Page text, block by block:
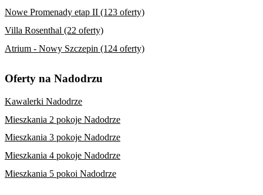
Nowe Promenady etap II (123 oferty)
Villa Rosenthal (22 oferty)
Atrium - Nowy Szczepin (124 oferty)
Oferty na Nadodrzu
Kawalerki Nadodrze
Mieszkania 2 pokoje Nadodrze
Mieszkania 3 pokoje Nadodrze
Mieszkania 4 pokoje Nadodrze
Mieszkania 5 pokoi Nadodrze